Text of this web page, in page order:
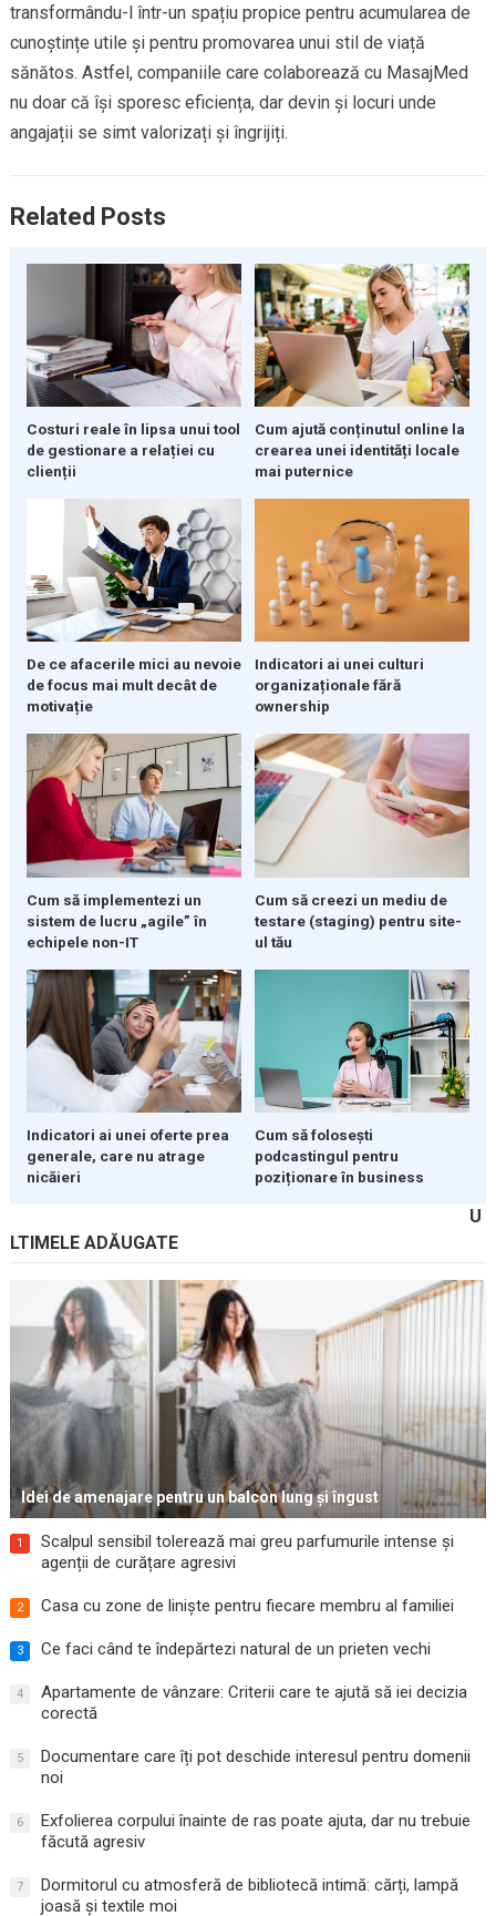
transformându-l într-un spațiu propice pentru acumularea de
cunoștințe utile și pentru promovarea unui stil de viață
sănătos. Astfel, companiile care colaborează cu MasajMed
nu doar că își sporesc eficiența, dar devin și locuri unde
angajații se simt valorizați și îngrijiți.
Related Posts
Costuri reale în lipsa unui tool
de gestionare a relației cu
clienții
Cum ajută conținutul online la
crearea unei identități locale
mai puternice
De ce afacerile mici au nevoie
de focus mai mult decât de
motivație
Indicatori ai unei culturi
organizaționale fără
ownership
Cum să implementezi un
sistem de lucru „agile” în
echipele non-IT
Cum să creezi un mediu de
testare (staging) pentru site-
ul tău
Indicatori ai unei oferte prea
generale, care nu atrage
nicăieri
Cum să folosești
podcastingul pentru
poziționare în business
U
LTIMELE ADĂUGATE
Idei de amenajare pentru un balcon lung și îngust
1
Scalpul sensibil tolerează mai greu parfumurile intense și
agenții de curățare agresivi
2 Casa cu zone de liniște pentru fiecare membru al familiei
3 Ce faci când te îndepărtezi natural de un prieten vechi
4
Apartamente de vânzare: Criterii care te ajută să iei decizia
corectă
5
Documentare care îți pot deschide interesul pentru domenii
noi
6
Exfolierea corpului înainte de ras poate ajuta, dar nu trebuie
făcută agresiv
7
Dormitorul cu atmosferă de bibliotecă intimă: cărți, lampă
joasă și textile moi